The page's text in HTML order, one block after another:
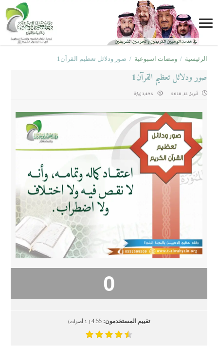
الرئيسية / ومضات اسبوعية / صور ودلائل تعظيم القرآن1
صور ودلائل تعظيم القرآن1
أبريل 15, 2018 1,496 زيارة
0
تقييم المستخدمون: 4.55
(
1 أصوات)